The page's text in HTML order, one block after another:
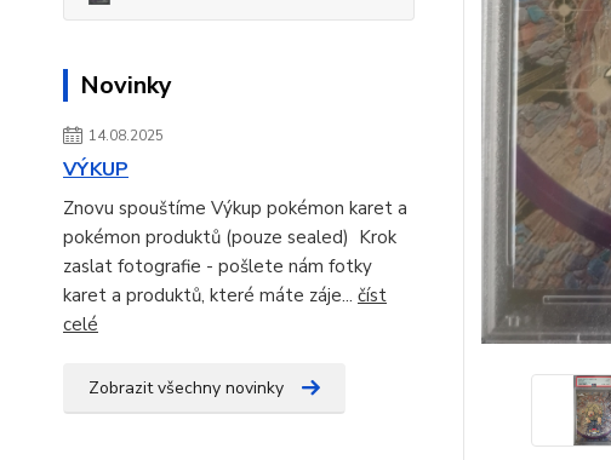
Novinky
14.08.2025
VÝKUP
Znovu spouštíme Výkup pokémon karet a
pokémon produktů (pouze sealed) Krok
zaslat fotografie - pošlete nám fotky
karet a produktů, které máte záje... číst
celé
Zobrazit všechny novinky